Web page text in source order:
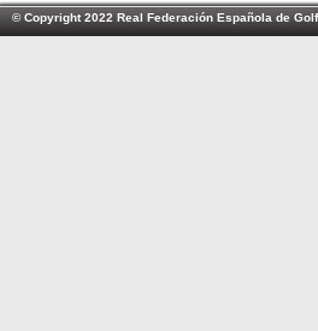
© Copyright 2022 Real Federación Española de Golf